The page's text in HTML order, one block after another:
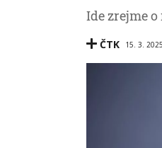
Ide zrejme
ČTK 15. 3.